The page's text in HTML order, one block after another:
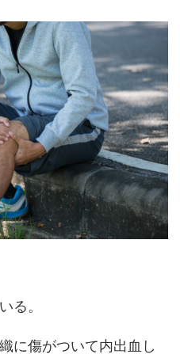
る。
に傷がついて内出血し